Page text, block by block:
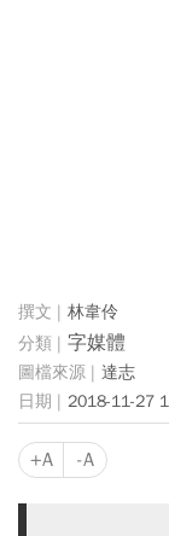
林韋伶
字媒體
達志
2018-11-27
+A -A